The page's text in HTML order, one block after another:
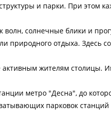
и парки. При этом
волн, солнечные блики и
природного отдыха. Здесь
жителям столицы.
метро "Десна", до
парковок